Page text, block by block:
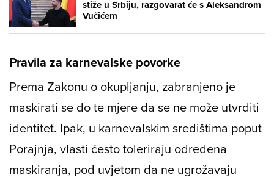
stiže u Srbiju, razgovarat će s Aleksandrom
Vučićem
Pravila za karnevalske povorke
Prema Zakonu o okupljanju, zabranjeno je
maskirati se do te mjere da se ne može utvrditi
identitet. Ipak, u karnevalskim središtima poput
Porajnja, vlasti često toleriraju određena
maskiranja, pod uvjetom da ne ugrožavaju